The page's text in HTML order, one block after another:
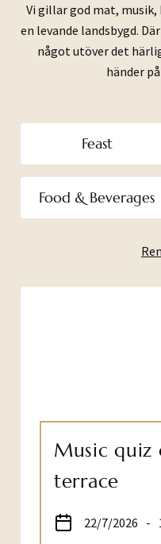
Vi gillar god mat,
en levande landsbygd.
något utöver det
händer
Feast
Food & Beverages
Music quiz
terrace
22/7/2026 -